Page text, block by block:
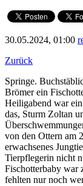
30.05.2024, 01:00
Zurück
Springe.
Brömer ein
Heiligabend war
das, Sturm Zoltan
von den Ottern am
erwachsenes
Tierpflegerin nicht
Fischotterbaby war
fehlten nur noch